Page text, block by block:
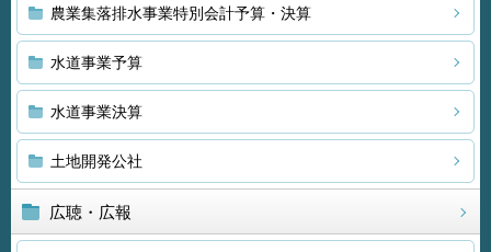
農業集落排水事業特別会計予算・決算
水道事業予算
水道事業決算
土地開発公社
広聴・広報